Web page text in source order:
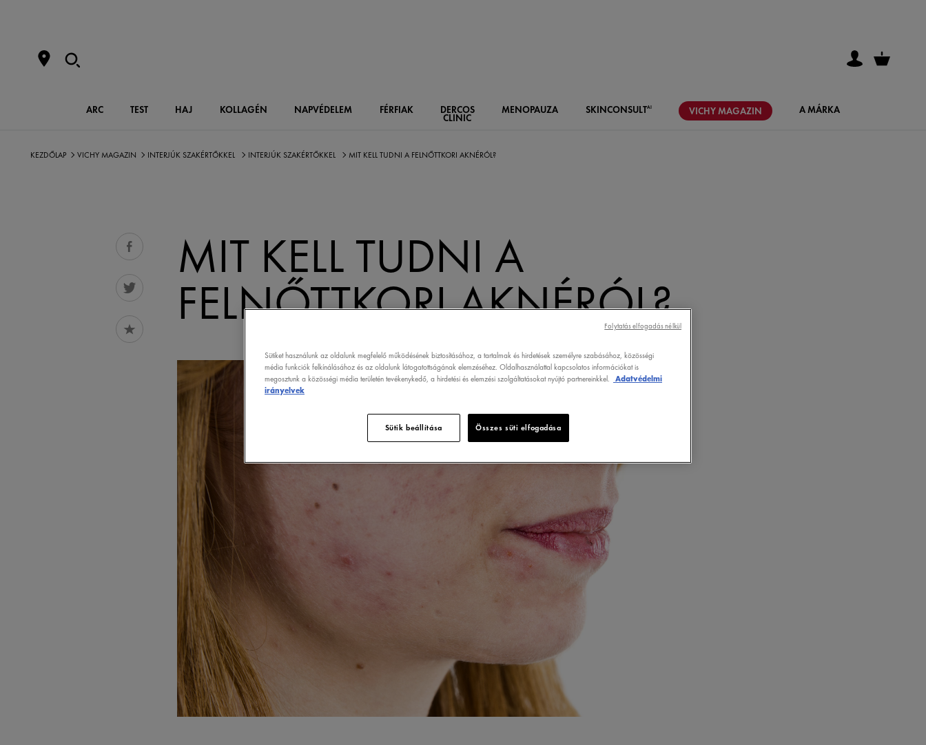
ARC TEST HAJ KOLLAGÉN NAPVÉDELEM FÉRFIAK DERCOS
CLINIC
MENOPAUZA SKINCONSULTAI VICHYMAGAZIN A MÁRKA
KEZDŐLAP VICHY MAGAZIN INTERJÚK SZAKÉRTŐKKEL INTERJÚK SZAKÉRTŐKKEL MIT KELL TUDNI A FELNŐTTKORI AKNÉRÓL?
MIT KELL TUDNI A
FELNŐTTKORI AKNÉRÓL?
Sütiket használunk az oldalunk megfelelő működésének biztosításához, a tartalmak és hirdetések személyre szabásához, közösségi
média funkciók felkínálásához és az oldalunk látogatottságának elemzéséhez. Oldalhasználattal kapcsolatos információkat is
megosztunk a közösségi média területén tevékenykedő, a hirdetési és elemzési szolgáltatásokat nyújtó partnereinkkel.
Adatvédelmi
irányelvek
Sütik beállítása Összes süti elfogadása
Folytatás elfogadás nélkül